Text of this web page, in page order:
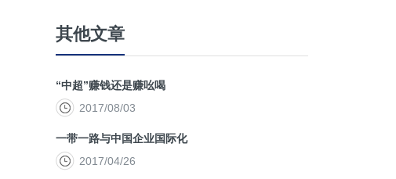
其他文章
“中超”赚钱还是赚吆喝
2017/08/03
一带一路与中国企业国际化
2017/04/26